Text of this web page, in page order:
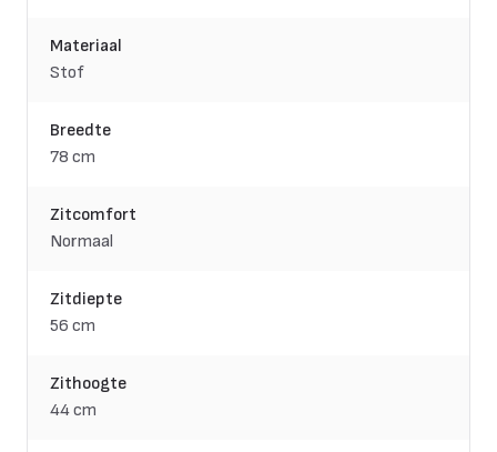
Materiaal
Stof
Breedte
78 cm
Zitcomfort
Normaal
Zitdiepte
56 cm
Zithoogte
44 cm